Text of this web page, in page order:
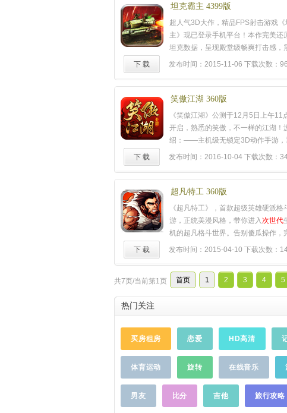
爆破、歼灭、团战、单挑、夺旗、抢
色玩法，成就掌上枪王不是梦，随时
战，体验移动战场美妙感觉！
……
坦克霸主 4399版
超人气3D大作，精品FPS射击游戏《
主》现已登录手机平台！本作完美还
坦克数据，呈现殿堂级畅爽打击感，
网膜的精美画质，为玩家打造射击对
火横飞的硝烟战场√真实数据录入，
现实坦克性能！√仿真、专业的枪械弹
定，全面提升特效享受！√全新混战模
来多种多样的地图关卡！√殿堂级3D
果，掌心里的
次世代 FPS！享受掌控
铁军团！√过百种自定义改装搭配，打
心水的座驾外观！√推树树倒，轰房
霸主》杀的爽快，玩的尽兴，物有所
下游戏！……
下 载 发布时间：2015-11-06 下载次数：
笑傲江湖 360版
《笑傲江湖》公测于12月5日上午11
开启，熟悉的笑傲，不一样的江湖！
绍：——主机级无锁定3D动作手游，
义手游“次世代”！——完美世界最先
Unity3D强强联合，倾力打造主机级
质，超越真实的交互体验！——金庸
权，华山、少林、唐门、日月四大门
演绎，技能各具特色，方寸间的战斗
上的江湖！——采用全新物理引擎，
统，细致呈现武侠动作畅快的打击感
的痛感，精心构建超越真实的江湖世
戏特色：硬派动作：动作手游的革新
到肉的畅爽打击，带来最逼真的战斗
的战斗体验，含有浮空、腾空、击飞
等主机游戏格斗动作元素，玩家可切
由连招、真人对抗，体验真实手操连
感。原著剧情：经典复刻，忠于原著
辅以原创角色代入原著故事中，极具
和沉浸感！实时互动：完全实时的组
统、DOTA2式的团队作战语音功能、
下 载 发布时间：2016-10-04 下载次数：
超凡特工 360版
《超凡特工》，首款超级英雄硬派格
游，正统美漫风格，带你进入 次世代
机的超凡格斗世界。告别傻瓜操作，
验浮空、硬直、晕眩等格斗精髓，让
组合的格斗真谛。变身超级英雄，蝙
绿巨人、超级特种兵、钢铁侠、暴走
蓝血人等热血对抗。百变时装秀，彰
绝一成不变，百种个性随宠、千种随
的丰富的格斗体验。立即下载，格斗
改变！……
下 载 发布时间：2015-04-10 下载次数：
共7页/当前第1页 首页 1 2 3 4 5
热门关注
买房租房 恋爱 HD高清
体育运动 旋转 在线音乐
男友 比分 吉他 旅行攻略